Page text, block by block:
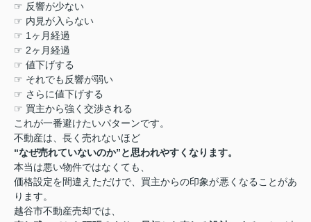
☞ 反響が少ない
☞ 内見が入らない
☞ 1 ヶ月経過
☞ 2ヶ月経過
☞ 値下げする
☞ それでも反響が弱い
☞ さらに値下げする
☞ 買主から強く交渉される
これが一番避けたいパターンです。
不動産は、長く売れないほど
“なぜ売れていないのか”と思われやすくなります。
本当は悪い物件ではなくても、
価格設定を間違えただけで、買主からの印象が悪くなることがあ
ります。
越谷市不動産売却では、